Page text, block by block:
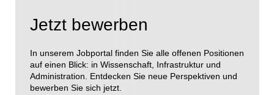
Jetzt bewerben
In unserem Jobportal finden Sie alle offenen Positionen
auf einen Blick: in Wissenschaft, Infrastruktur und
Administration. Entdecken Sie neue Perspektiven und
bewerben Sie sich jetzt.